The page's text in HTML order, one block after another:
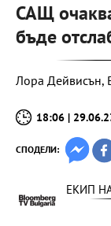
САЩ
бъде
Лора Дейвисън,
18:06 |
СПОДЕЛИ:
ЕКИП НА